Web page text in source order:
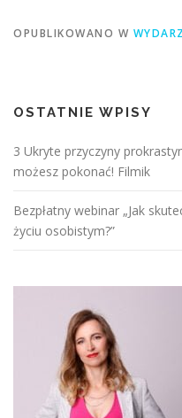
OPUBLIKOWANO W
OSTATNIE WPISY
3 Ukryte przyczyny
możesz pokonać! Filmik
Bezpłatny webinar „Jak
życiu osobistym?”